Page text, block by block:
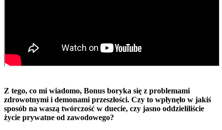
Z tego, co mi wiadomo, Bonus boryka się z problemami
zdrowotnymi i demonami przeszłości. Czy to wpłynęło w jakiś
sposób na waszą twórczość w duecie, czy jasno oddzieliliście
życie prywatne od zawodowego?